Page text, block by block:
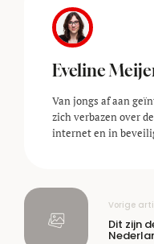
Eveline
Van jongs af aan
zich verbazen over
internet en in
Vorige
Dit zijn